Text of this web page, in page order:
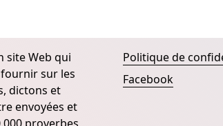
site Web qui
sur les
dictons et
envoyées et
Politique de
Facebook